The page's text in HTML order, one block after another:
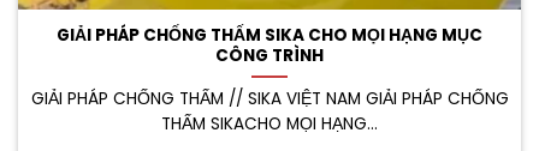
GIẢI PHÁP CHỐNG THẤM SIKA CHO MỌI HẠNG MỤC
CÔNG TRÌNH
GIẢI PHÁP CHỐNG THẤM // SIKA VIỆT NAM GIẢI PHÁP CHỐNG
THẤM SIKACHO MỌI HẠNG...